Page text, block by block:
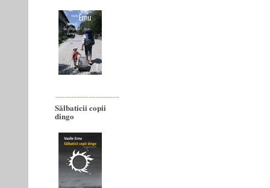
Sălbaticii copii
dingo